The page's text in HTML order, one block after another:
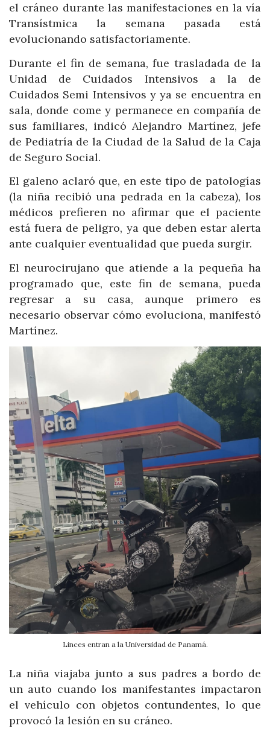
el cráneo durante las manifestaciones en la vía
Transístmica la semana pasada está
evolucionando satisfactoriamente.
Durante el fin de semana, fue trasladada de la
Unidad de Cuidados Intensivos a la de
Cuidados Semi Intensivos y ya se encuentra en
sala, donde come y permanece en compañía de
sus familiares, indicó Alejandro Martínez, jefe
de Pediatría de la Ciudad de la Salud de la Caja
de Seguro Social.
El galeno aclaró que, en este tipo de patologías
(la niña recibió una pedrada en la cabeza), los
médicos prefieren no afirmar que el paciente
está fuera de peligro, ya que deben estar alerta
ante cualquier eventualidad que pueda surgir.
El neurocirujano que atiende a la pequeña ha
programado que, este fin de semana, pueda
regresar a su casa, aunque primero es
necesario observar cómo evoluciona, manifestó
Martínez.
Linces entran a la Universidad de Panamá.
La niña viajaba junto a sus padres a bordo de
un auto cuando los manifestantes impactaron
el vehículo con objetos contundentes, lo que
provocó la lesión en su cráneo.